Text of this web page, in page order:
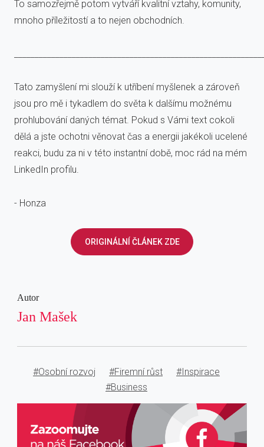
To samozřejmě potom vytváří kvalitní vztahy, komunity,
mnoho příležitostí a to nejen obchodních.
Tato zamyšlení mi slouží k utříbení myšlenek a zároveň
jsou pro mě i tykadlem do světa k dalšímu možnému
prohlubování daných témat. Pokud s Vámi text cokoli
dělá a jste ochotni věnovat čas a energii jakékoli ucelené
reakci, budu za ni v této instantní době, moc rád na mém
LinkedIn profilu.
- Honza
ORIGINÁLNÍ ČLÁNEK ZDE
Autor
Jan Mašek
#Osobní rozvoj #Firemní růst
#Inspirace
#Business